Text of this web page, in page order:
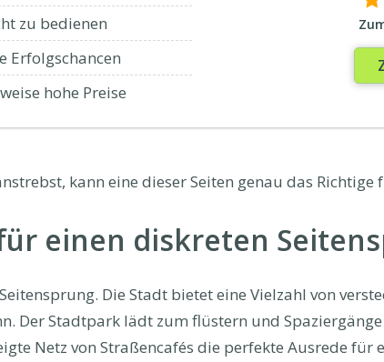
zu bedienen
Erfolgschancen
hohe Preise
kann eine dieser Seiten genau das Richtige
einen diskreten
Die Stadt bietet eine Vielzahl von
Der Stadtpark lädt zum flüstern und
Netz von Straßencafés die perfekte Ausrede für